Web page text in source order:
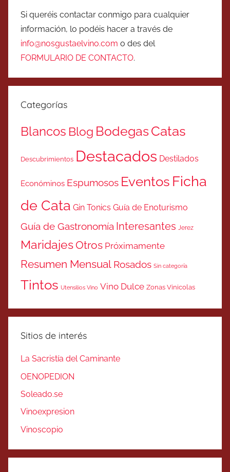
Si queréis contactar conmigo para cualquier
información, lo podéis hacer a través de
info@nosgustaelvino.com o des del
FORMULARIO DE CONTACTO.
Categorías
Blancos Blog BodegasCatas
Descubrimientos Destacados Destilados
Económinos Espumosos Eventos Ficha
de Cata Gin Tonics Guía de Enoturismo
Guía de Gastronomía Interesantes Jerez
MaridajesOtros Próximamente
Resumen Mensual Rosados Sin categoría
Tintos Utensilios Vino Vino Dulce Zonas Vinicolas
Sitios de interés
La Sacristía del Caminante
OENOPEDION
Soleado.se
Vinoexpresion
Vinoscopio